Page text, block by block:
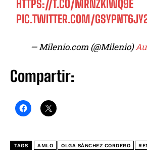
HTTPS://T.CO/MRNZKIWQ9E
PIC.TWITTER.COM/
— Milenio.com (@Milenio)
Compartir:
TAGS AMLO OLGA SÁNCHEZ CORDERO